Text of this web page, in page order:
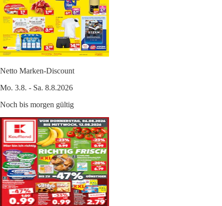
Netto Marken-Discount
Mo. 3.8. - Sa. 8.8.2026
Noch bis morgen gültig